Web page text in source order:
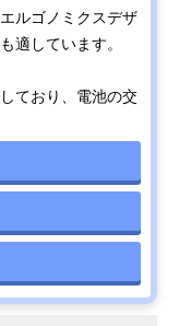
ルゴノミクスデザ
適しています。
ており、電池の交